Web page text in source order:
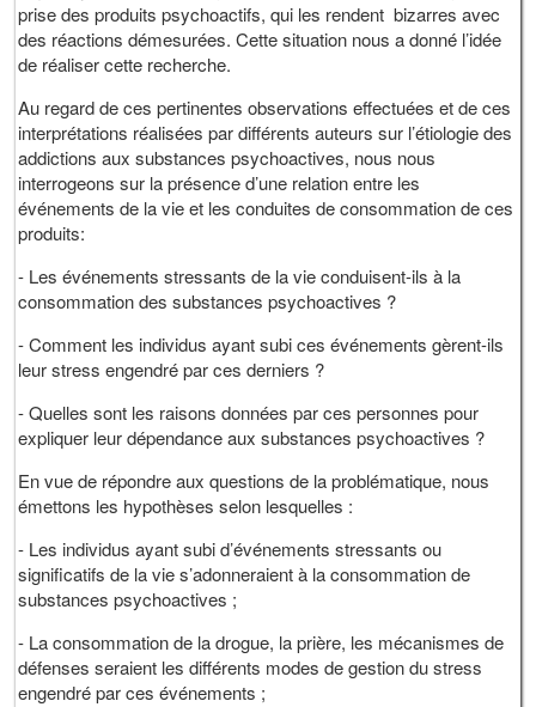
prise des produits psychoactifs, qui les rendent bizarres avec
des réactions démesurées. Cette situation nous a donné l’idée
de réaliser cette recherche.
Au regard de ces pertinentes observations effectuées et de ces
interprétations réalisées par différents auteurs sur l’étiologie des
addictions aux substances psychoactives, nous nous
interrogeons sur la présence d’une relation entre les
événements de la vie et les conduites de consommation de ces
produits:
- Les événements stressants de la vie conduisent-ils à la
consommation des substances psychoactives ?
- Comment les individus ayant subi ces événements gèrent-ils
leur stress engendré par ces derniers ?
- Quelles sont les raisons données par ces personnes pour
expliquer leur dépendance aux substances psychoactives ?
En vue de répondre aux questions de la problématique, nous
émettons les hypothèses selon lesquelles :
- Les individus ayant subi d’événements stressants ou
significatifs de la vie s’adonneraient à la consommation de
substances psychoactives ;
- La consommation de la drogue, la prière, les mécanismes de
défenses seraient les différents modes de gestion du stress
engendré par ces événements ;